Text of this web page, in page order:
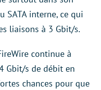
SATA interne, ce qui
liaisons à 3 Gbit/s.
continue à
Gbit/s de débit en
chances pour que